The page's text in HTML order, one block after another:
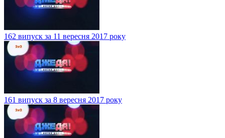
162 випуск за 11 вересня 2017 року
161 випуск за 8 вересня 2017 року